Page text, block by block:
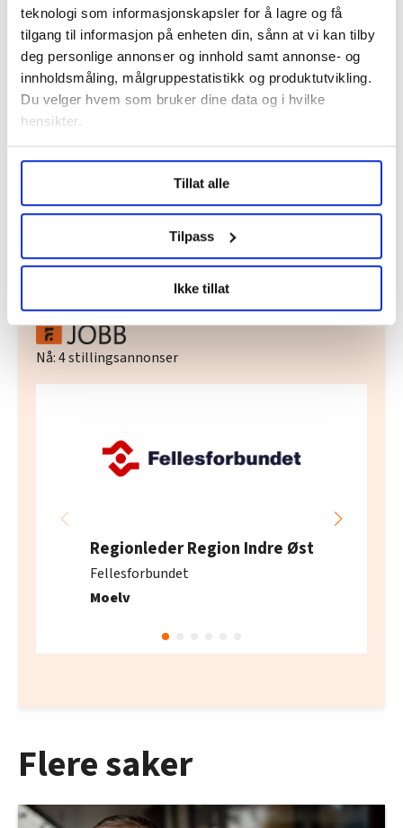
teknologi som informasjonskapsler for å lagre og få
tilgang til informasjon på enheten din, sånn at vi kan tilby
deg personlige annonser og innhold samt annonse- og
innholdsmåling, målgruppestatistikk og produktutvikling.
Du velger hvem som bruker dine data og i hvilke
hensikter.
Undermer infokan du lese om hvordan dine personlige
data behandles og hvordan du kan velge hvordan de skal
brukes. Du kan hele tiden endre eller trekke tilbake ditt
samtykke fra erklæringen om informasjonskapsler.
LO Medias publikasjoner frifagbevegelse.no, hk-nytt.no
og fontene.no bruker informasjonskapsler (cookies) for å
lære hvordan våre nettsider blir brukt slik at vi tilby
relevant innhold, tilpassede annonser og utarbeide
statistikk.
oversikten lengre ned på denne siden.
Tillat alle
Tilpass
Ikke tillat
Dette er en sak fra
Vi skriver om ansatte i skolesektoren.
Les mer fra oss
Nå:4stillingsannonser
Regionleder Region Indre Øst
Fellesforbundet
Moelv
Flere saker